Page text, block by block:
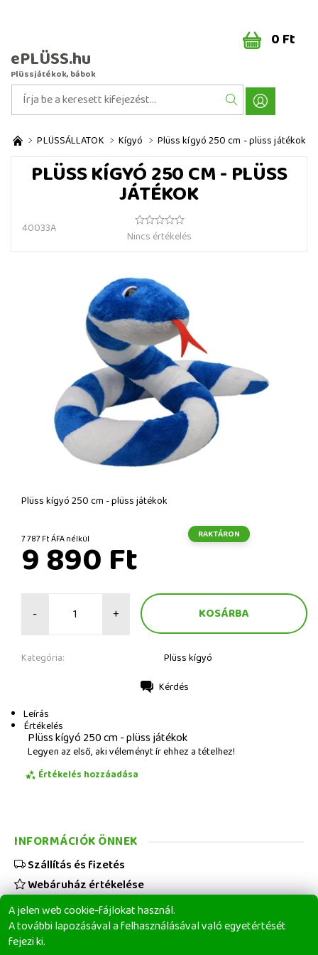
ePLÜSS.hu
Plüssjátékok, bábok
0 Ft
PLÜSSÁLLATOK Kígyó Plüss kígyó 250 cm - plüss játékok
PLÜSS KÍGYÓ 250 CM - PLÜSS
JÁTÉKOK
40033A
Nincs értékelés
Plüss kígyó 250 cm - plüss játékok
7 787 Ft ÁFA nélkül RAKTÁRON
9 890 Ft
- +
Kategória: Plüss kígyó
Kérdés
Leírás
Értékelés
Plüss kígyó 250 cm - plüss játékok
Legyen az első, aki véleményt ír ehhez a tételhez!
Értékelés hozzáadása
A jelen web cookie-fájlokat használ.
A további lapozásával a felhasználásával való egyetértését
fejezi ki.
INFORMÁCIÓK ÖNNEK
Szállítás és fizetés
Webáruház értékelése
Viszonteladóknak
Üzleti feltételek
Elérhetőségeink